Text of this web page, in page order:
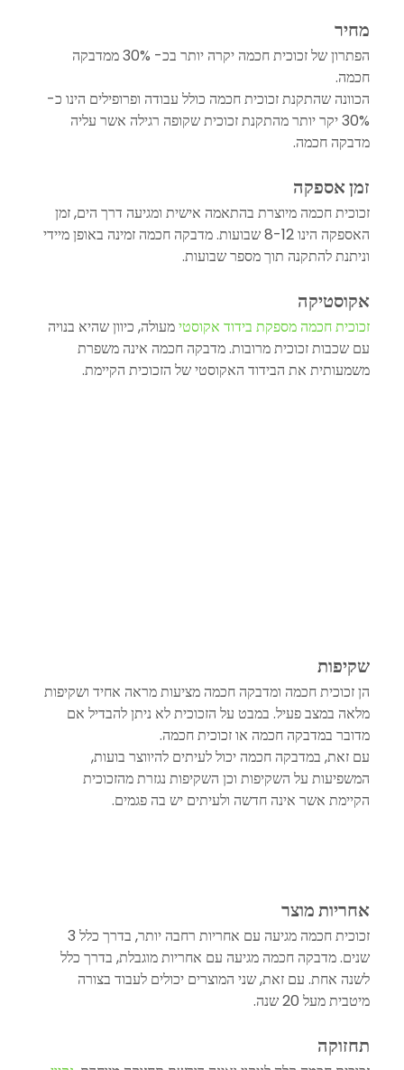
מחיר
הפתרון של זכוכית חכמה יקרה יותר בכ- 30% ממדבקה
חכמה.
הכוונה שהתקנת זכוכית חכמה כולל עבודה ופרופילים הינו כ-
30% יקר יותר מהתקנת זכוכית שקופה רגילה אשר עליה
מדבקה חכמה.
זמן אספקה
זכוכית חכמה מיוצרת בהתאמה אישית ומגיעה דרך הים, זמן
האספקה הינו 8-12 שבועות. מדבקה חכמה זמינה באופן מיידי
וניתנת להתקנה תוך מספר שבועות.
אקוסטיקה
זכוכית חכמה מספקת בידוד אקוסטי מעולה, כיוון שהיא בנויה
עם שכבות זכוכית מרובות. מדבקה חכמה אינה משפרת
משמעותית את הבידוד האקוסטי של הזכוכית הקיימת.
שקיפות
הן זכוכית חכמה ומדבקה חכמה מציעות מראה אחיד ושקיפות
מלאה במצב פעיל. במבט על הזכוכית לא ניתן להבדיל אם
מדובר במדבקה חכמה או זכוכית חכמה.
עם זאת, במדבקה חכמה יכול לעיתים להיווצר בועות,
המשפיעות על השקיפות וכן השקיפות נגזרת מהזכוכית
הקיימת אשר אינה חדשה ולעיתים יש בה פגמים.
אחריות מוצר
שנים. מדבקה חכמה מגיעה עם אחריות מוגבלת, בדרך כלל
לשנה אחת. עם זאת, שני המוצרים יכולים לעבוד בצורה
מיטבית מעל 20 שנה.
תחזוקה